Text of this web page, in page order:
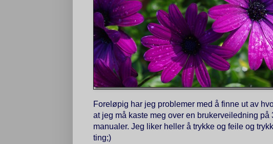
Foreløpig har jeg problemer med å finne ut av
at jeg må kaste meg over en brukerveiledning
manualer. Jeg liker heller å trykke og feile og
ting;)